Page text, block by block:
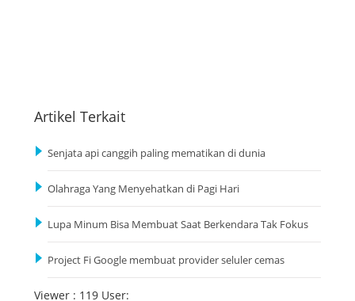
Artikel Terkait
Senjata api canggih paling mematikan di dunia
Olahraga Yang Menyehatkan di Pagi Hari
Lupa Minum Bisa Membuat Saat Berkendara Tak Fokus
Project Fi Google membuat provider seluler cemas
Viewer : 119 User: